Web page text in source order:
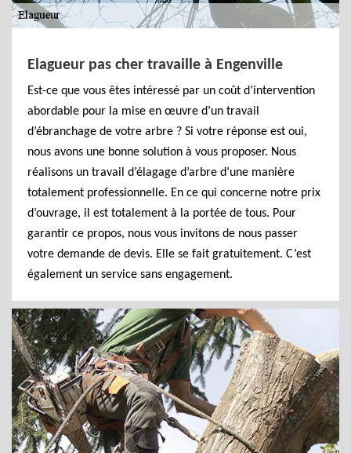
Elagueur pas cher travaille à Engenville
Est-ce que vous êtes intéressé par un coût d’intervention
abordable pour la mise en œuvre d’un travail
d’ébranchage de votre arbre ? Si votre réponse est oui,
nous avons une bonne solution à vous proposer. Nous
réalisons un travail d’élagage d’arbre d’une manière
totalement professionnelle. En ce qui concerne notre prix
d’ouvrage, il est totalement à la portée de tous. Pour
garantir ce propos, nous vous invitons de nous passer
votre demande de devis. Elle se fait gratuitement. C’est
également un service sans engagement.